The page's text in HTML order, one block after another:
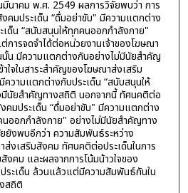
มีนาคม พ.ศ. 2549 ผลการวิจัยพบว่า การ
คมประเด็น “ดื่มอย่าขับ" มีความแตกต่าง
ด็น “สนับสนุนให้ทุกคนออกกำลังกาย"
ารจดจำได้ต่อหน่วยงานเจ้าของโฆษณา
น มีความแตกต่างกันอย่างไม่มีนัยสำคัญ
ใจในสาระสำคัญของโฆษณาส่งเสริม
ความแตกต่างกับประเด็น “สนับสนุนให้
นัยสำคัญทางสถิติ นอกจากนี้ ทัศนคติต่อ
มประเด็น “ดื่มอย่าขับ" มีความแตกต่าง
นออกกำลังกาย" อย่างไม่มีนัยสำคัญทาง
ยังพบอีกว่า ความสัมพันธ์ระหว่าง
งเสริมสังคม ทัศนคติต่อประเด็นในการ
คม และผลจากการโน้มน้าวใจของ
ระเด็น ล้วนแล้วแต่มีความสัมพันธ์กันใน
สถิติ